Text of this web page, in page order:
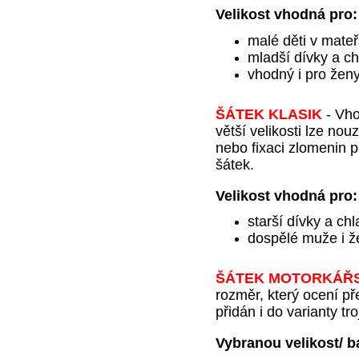
Velikost vhodná pro:
malé děti v
mladší dívky a
vhodný i pro
ŠÁTEK KLASIK -
větší velikosti lze
nebo fixaci zlomenin
šátek.
Velikost vhodná
starší dívky a
dospělé muže i
ŠÁTEK
rozměr, který ocení
přidán i do varianty
Vybranou velikost/